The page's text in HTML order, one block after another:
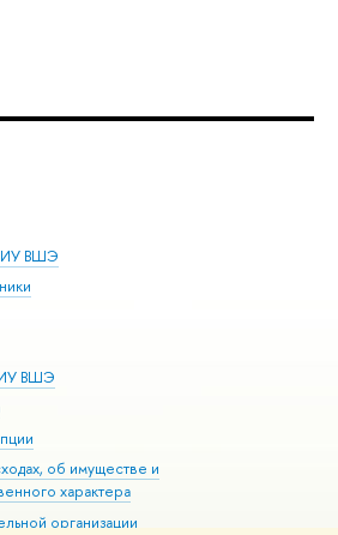
ВШЭ
ВШЭ
об имуществе и
характера
организации